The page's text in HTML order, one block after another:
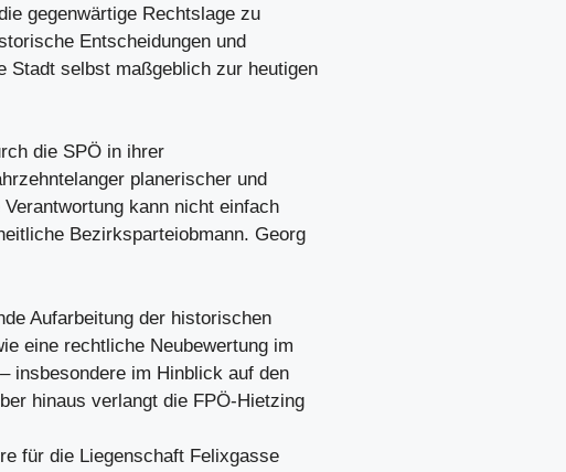
gegenwärtige Rechtslage zu
Entscheidungen und
Stadt selbst maßgeblich zur heutigen
die SPÖ in ihrer
planerischer und
kann nicht einfach
Bezirksparteiobmann. Georg
Aufarbeitung der historischen
eine rechtliche Neubewertung im
insbesondere im Hinblick auf den
hinaus verlangt die FPÖ-Hietzing
für die Liegenschaft Felixgasse